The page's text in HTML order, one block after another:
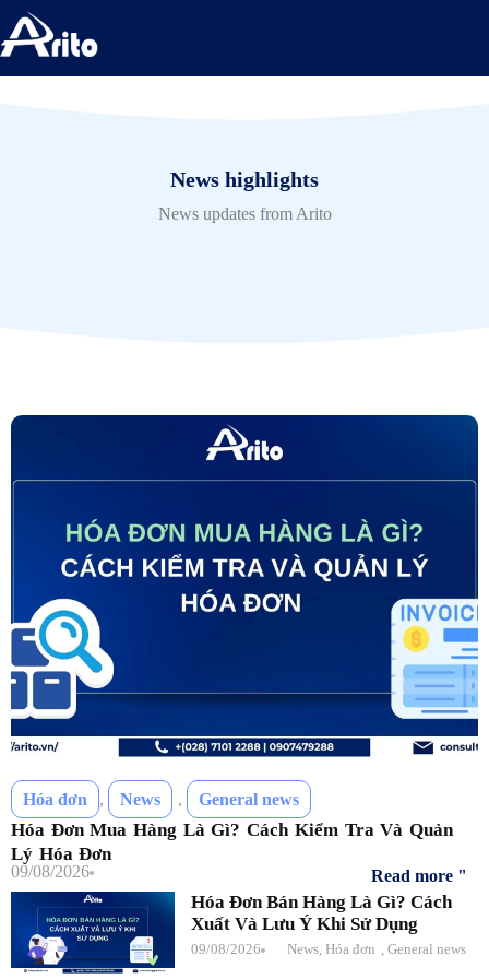
News highlights
News updates from Arito
Hóa Đơn Mua Hàng Là Gì? Cách Kiểm Tra Và Quản
Lý Hóa Đơn
09/08/2026
Hóa đơn , News , General news
Read more "
Hóa Đơn Bán Hàng Là Gì? Cách
Xuất Và Lưu Ý Khi Sử Dụng
09/08/2026 News, Hóa đơn , General news